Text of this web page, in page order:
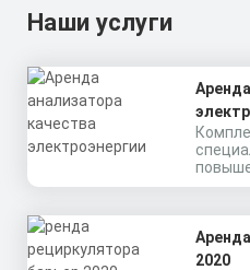
45X140°,
светодиодный
светильник
Наши услуги
2020